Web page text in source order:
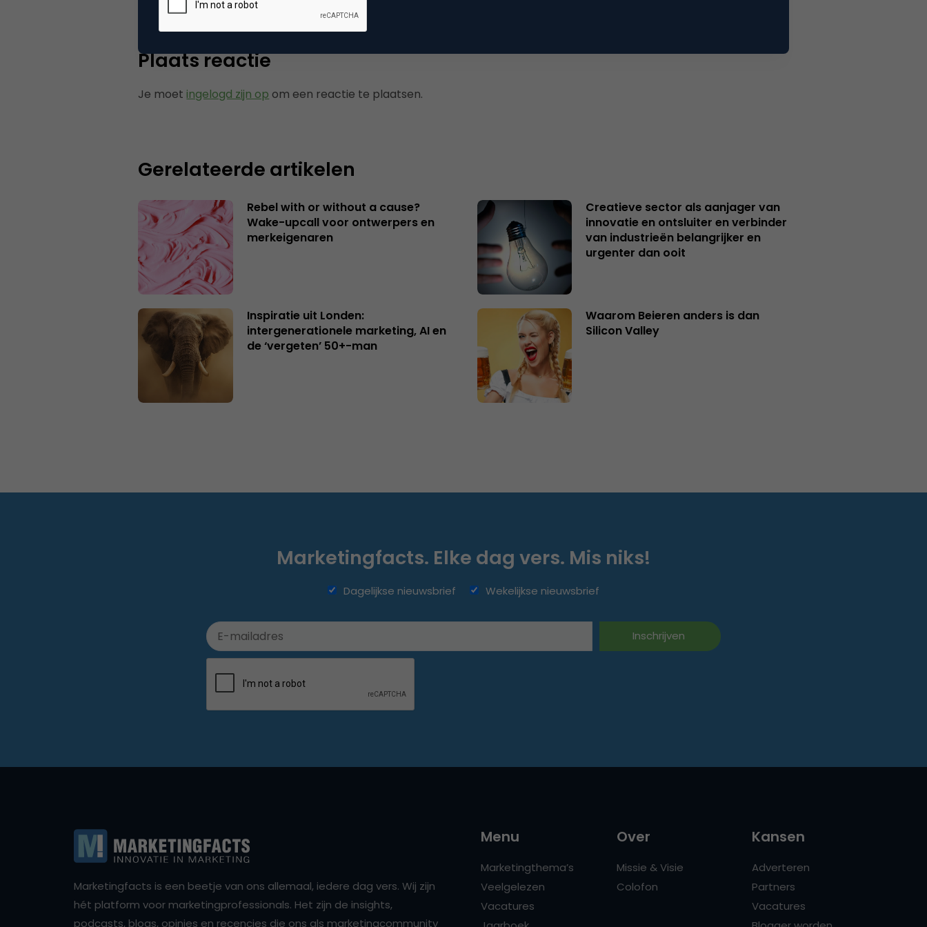
Plaats reactie
Je moet ingelogd zijn op om een reactie te plaatsen.
Gerelateerde artikelen
Rebel with or without a cause?
Wake-upcall voor ontwerpers en
merkeigenaren
Creatieve sector als aanjager van
innovatie en ontsluiter en verbinder
van industrieën belangrijker en
urgenter dan ooit
Inspiratie uit Londen:
intergenerationele marketing, AI en
de ‘vergeten’ 50+-man
Waarom Beieren anders is dan
Silicon Valley
Marketingfacts. Elke dag vers. Mis niks!
Dagelijkse nieuwsbrief Wekelijkse nieuwsbrief
Marketingfacts is een beetje van ons allemaal, iedere dag vers. Wij zijn
hét platform voor marketingprofessionals. Het zijn de insights,
podcasts, blogs, opinies en recencies die ons als marketingcommunity
Menu
Marketingthema’s
Veelgelezen
Vacatures
Over
Missie & Visie
Colofon
Kansen
Adverteren
Partners
Vacatures